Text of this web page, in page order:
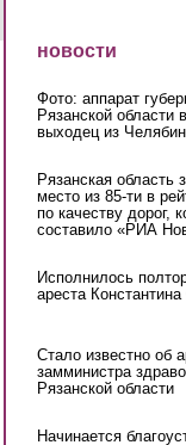
новости
Фото: аппарат
Рязанской области
выходец из
Рязанская область
место из 85-ти в
по качеству дорог,
составило «РИА
Исполнилось
ареста
Стало известно об
замминистра
Рязанской области
Начинается